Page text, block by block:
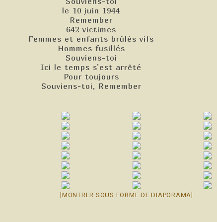
le 10 juin 1944
Remember
642 victimes
Femmes et enfants brûlés vifs
Hommes fusillés
Souviens-toi
Ici le temps s’est arrêté
Pour toujours
Souviens-toi, Remember
[MONTRER SOUS FORME DE DIAPORAMA]